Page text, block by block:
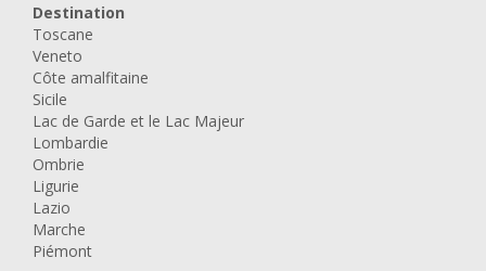
Destination
Toscane
Veneto
Côte amalfitaine
Sicile
Lac de Garde et le Lac Majeur
Lombardie
Ombrie
Ligurie
Lazio
Marche
Piémont